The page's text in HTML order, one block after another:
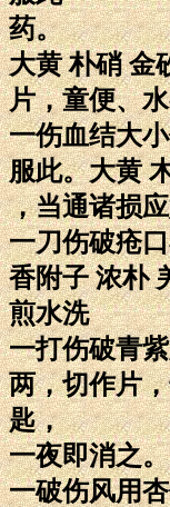
药。
大黄 朴硝 金
片，童便、
一伤血结大
服此。大黄
，当通诸损
一刀伤破疮
香附子 浓朴
煎水洗
一打伤破青
两，切作片
匙，
一夜即消之。
一破伤风用